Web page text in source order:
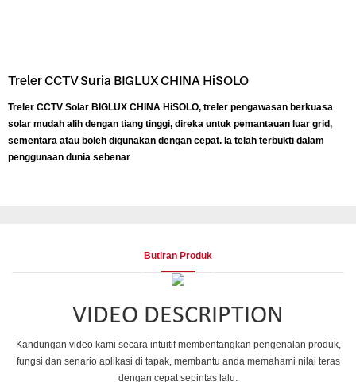
Treler CCTV Suria BIGLUX CHINA HiSOLO
Treler CCTV Solar BIGLUX CHINA HiSOLO, treler pengawasan berkuasa
solar mudah alih dengan tiang tinggi, direka untuk pemantauan luar grid,
sementara atau boleh digunakan dengan cepat. Ia telah terbukti dalam
penggunaan dunia sebenar
Butiran Produk
VIDEO DESCRIPTION
Kandungan video kami secara intuitif membentangkan pengenalan produk,
fungsi dan senario aplikasi di tapak, membantu anda memahami nilai teras
dengan cepat sepintas lalu.